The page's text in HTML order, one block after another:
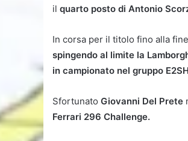
il quarto posto di Antonio
In corsa per il titolo fino alla
spingendo al limite la
in campionato nel gruppo E2SH
Sfortunato Giovanni Del Prete
Ferrari 296 Challenge.